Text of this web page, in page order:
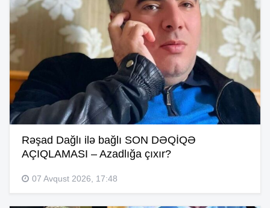
Rəşad Dağlı ilə bağlı SON DƏQİQƏ
AÇIQLAMASI – Azadlığa çıxır?
07 Avqust 2026, 17:48